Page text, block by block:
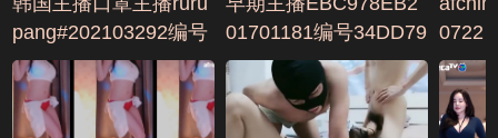
pang#202103292编号
A948C4C0
01701181编号34DD79
DC
0722